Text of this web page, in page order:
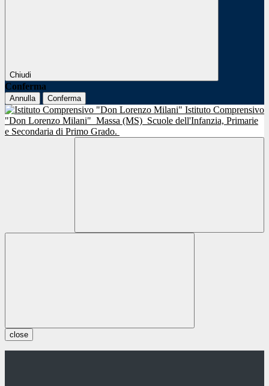
Chiudi
Conferma
Annulla Conferma
Istituto Comprensivo
"Don Lorenzo Milani" Massa (MS) Scuole dell'Infanzia, Primarie
e Secondaria di Primo Grado.
close